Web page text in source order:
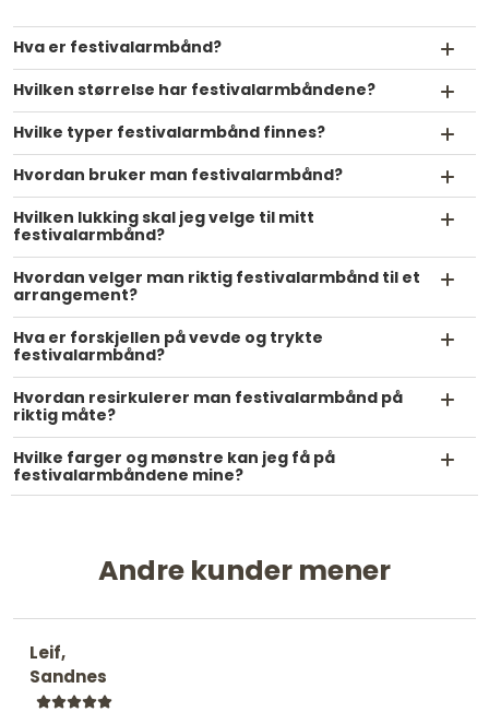
Hva er festivalarmbånd?
Hvilken størrelse har festivalarmbåndene?
Hvilke typer festivalarmbånd finnes?
Hvordan bruker man festivalarmbånd?
Hvilken lukking skal jeg velge til mitt
festivalarmbånd?
Hvordan velger man riktig festivalarmbånd til et
arrangement?
Hva er forskjellen på vevde og trykte
festivalarmbånd?
Hvordan resirkulerer man festivalarmbånd på
riktig måte?
Hvilke farger og mønstre kan jeg få på
festivalarmbåndene mine?
Andre kunder mener
Leif,
Sandnes